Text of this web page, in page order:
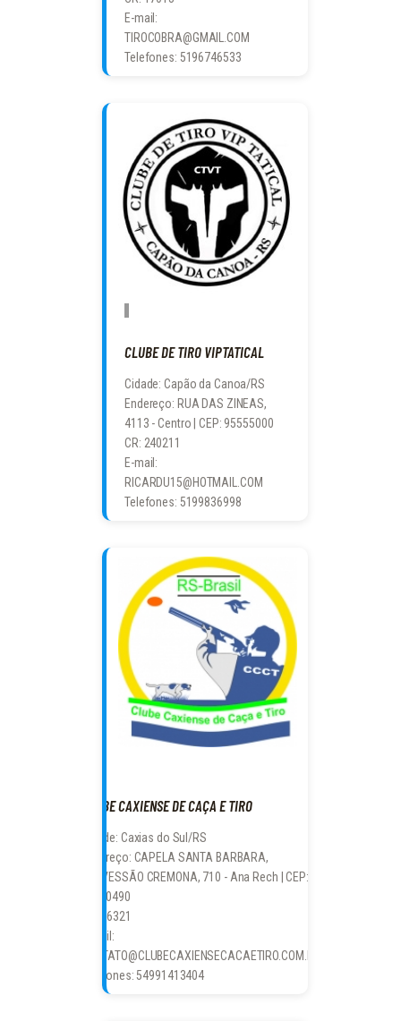
E-mail:
TIROCOBRA@GMAIL.COM
Telefones: 5196746533
CLUBE DE TIRO VIPTATICAL
Cidade: Capão da Canoa/RS
Endereço: RUA DAS ZINEAS,
4113 - Centro | CEP: 95555000
CR: 240211
E-mail:
RICARDU15@HOTMAIL.COM
Telefones: 5199836998
CLUBE CAXIENSE DE CAÇA E TIRO
Cidade: Caxias do Sul/RS
Endereço: CAPELA SANTA BARBARA,
TRAVESSÃO CREMONA, 710 - Ana Rech | CEP:
95060490
CR: 26321
E-mail:
CONTATO@CLUBECAXIENSECACAETIRO.COM.BR
Telefones: 54991413404